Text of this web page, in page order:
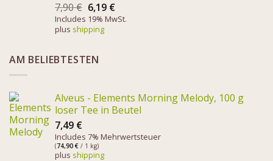
7,90€ 6,19 €
Includes 19% MwSt.
plus shipping
AM BELIEBTESTEN
Alveus - Elements Morning Melody, 100 g
loser Tee in Beutel
7,49 €
Includes 7% Mehrwertsteuer
(74,90 € / 1 kg)
plus shipping